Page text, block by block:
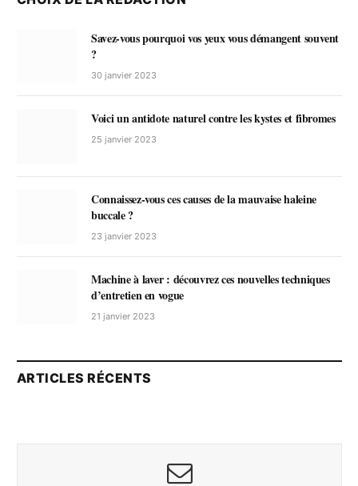
Savez-vous pourquoi vos yeux vous démangent souvent
?
30 janvier 2023
Voici un antidote naturel contre les kystes et fibromes
25 janvier 2023
Connaissez-vous ces causes de la mauvaise haleine
buccale ?
23 janvier 2023
Machine à laver : découvrez ces nouvelles techniques
d’entretien en vogue
21 janvier 2023
ARTICLES RÉCENTS